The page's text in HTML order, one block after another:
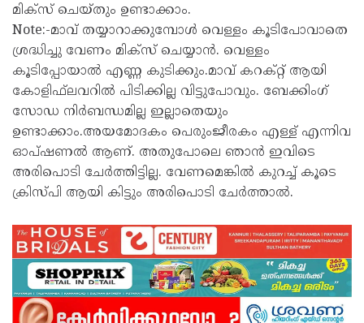
മിക്‌സ് ചെയ്തും ഉണ്ടാക്കാം.
Note:-മാവ് തയ്യാറാക്കുമ്പോൾ വെള്ളം കൂടിപോവാതെ
ശ്രദ്ധിച്ചു വേണം മിക്‌സ് ചെയ്യാൻ. വെള്ളം
കൂടിപ്പോയാൽ എണ്ണ കുടിക്കും.മാവ് കറക്റ്റ് ആയി
കോളിഫ്‌ലവറിൽ പിടിക്കില്ല വിട്ടുപോവും. ബേക്കിംഗ്
സോഡ നിർബന്ധമില്ല ഇല്ലാതെയും
ഉണ്ടാക്കാം.അയമോദകം പെരുംജീരകം എള്ള് എന്നിവ
ഓപ്ഷണൽ ആണ്. അതുപോലെ ഞാൻ ഇവിടെ
അരിപൊടി ചേർത്തിട്ടില്ല. വേണമെങ്കിൽ കുറച്ച് കൂടെ
ക്രിസ്പി ആയി കിട്ടും അരിപൊടി ചേർത്താൽ.